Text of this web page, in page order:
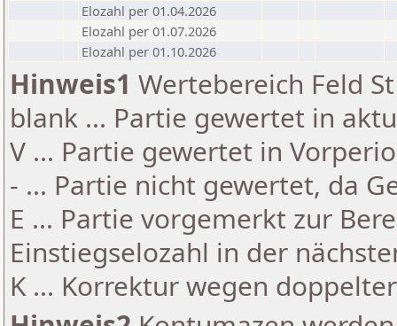
Elozahl per 01.04.2026
Elozahl per 01.07.2026
Elozahl per 01.10.2026
Hinweis1 Wertebereich Feld
blank ... Partie gewertet in
V ... Partie gewertet in
- ... Partie nicht gewertet, da
E ... Partie vorgemerkt zur
Einstiegselozahl in der
K ... Korrektur wegen